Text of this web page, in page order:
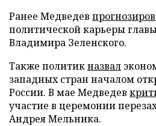
Ранее Медведев
политической карьеры
Владимира Зеленского.
Также политикназвал
западных стран началом
России. В мае Медведев
участие в церемонии
Андрея Мельника.